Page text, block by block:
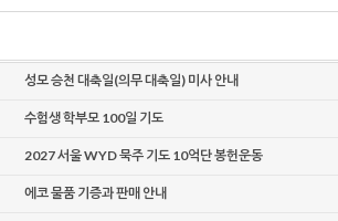
성모 승천 대축일(의무 대축일) 미사 안내
수험생 학부모 100일 기도
2027 서울 WYD 묵주 기도 10억단 봉헌운동
에코 물품 기증과 판매 안내